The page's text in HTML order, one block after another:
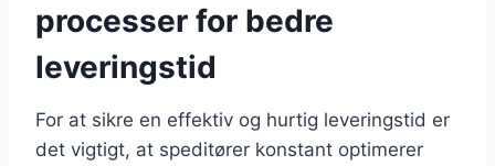
processer for bedre
leveringstid
For at sikre en effektiv og hurtig leveringstid er
det vigtigt, at speditører konstant optimerer